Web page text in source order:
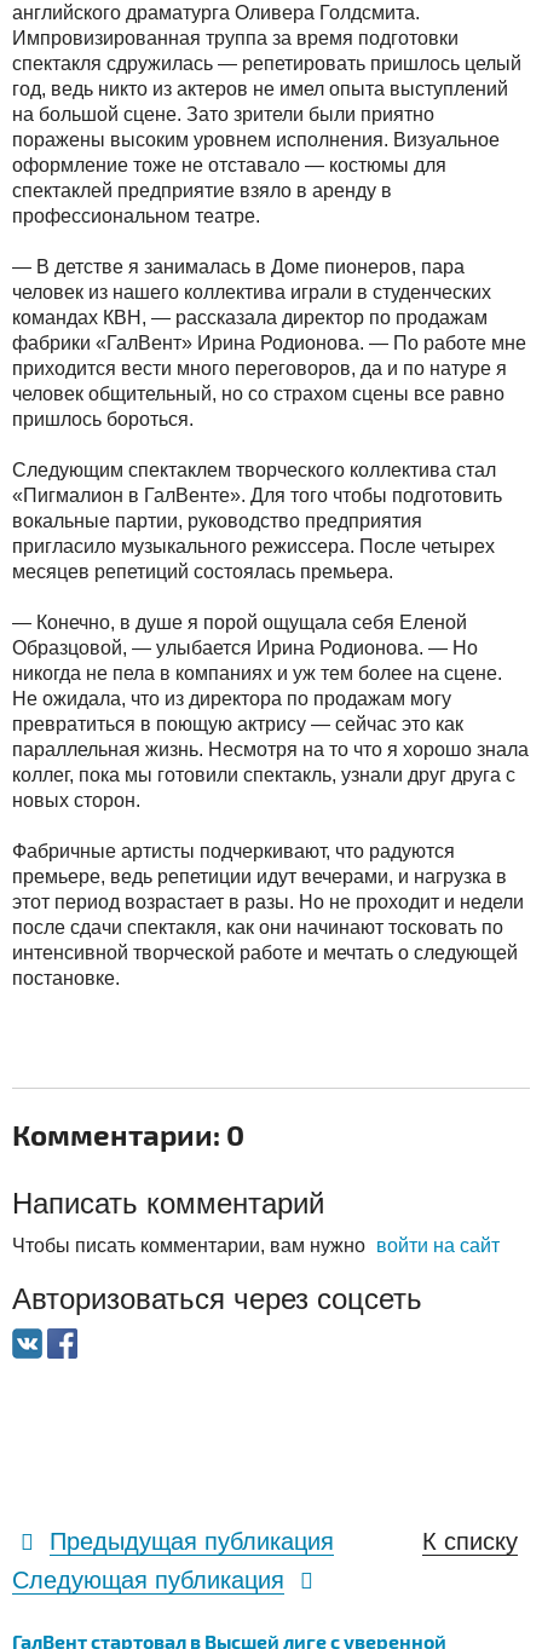
английского драматурга Оливера Голдсмита.
Импровизированная труппа за время подготовки
спектакля сдружилась — репетировать пришлось целый
год, ведь никто из актеров не имел опыта выступлений
на большой сцене. Зато зрители были приятно
поражены высоким уровнем исполнения. Визуальное
оформление тоже не отставало — костюмы для
спектаклей предприятие взяло в аренду в
профессиональном театре.
— В детстве я занималась в Доме пионеров, пара
человек из нашего коллектива играли в студенческих
командах КВН, — рассказала директор по продажам
фабрики «ГалВент» Ирина Родионова. — По работе мне
приходится вести много переговоров, да и по натуре я
человек общительный, но со страхом сцены все равно
пришлось бороться.
Следующим спектаклем творческого коллектива стал
«Пигмалион в ГалВенте». Для того чтобы подготовить
вокальные партии, руководство предприятия
пригласило музыкального режиссера. После четырех
месяцев репетиций состоялась премьера.
— Конечно, в душе я порой ощущала себя Еленой
Образцовой, — улыбается Ирина Родионова. — Но
никогда не пела в компаниях и уж тем более на сцене.
Не ожидала, что из директора по продажам могу
превратиться в поющую актрису — сейчас это как
параллельная жизнь. Несмотря на то что я хорошо знала
коллег, пока мы готовили спектакль, узнали друг друга с
новых сторон.
Фабричные артисты подчеркивают, что радуются
премьере, ведь репетиции идут вечерами, и нагрузка в
этот период возрастает в разы. Но не проходит и недели
после сдачи спектакля, как они начинают тосковать по
интенсивной творческой работе и мечтать о следующей
постановке.
Комментарии: 0
Написать комментарий
Чтобы писать комментарии, вам нужно войти на сайт
Авторизоваться через соцсеть
Предыдущая публикация
К списку
Следующая публикация
ГалВент стартовал в Высшей лиге с уверенной